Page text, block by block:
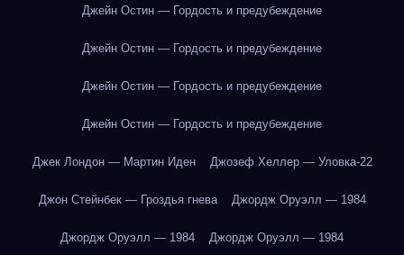
Джейн Остин — Гордость и предубеждение
Джейн Остин — Гордость и предубеждение
Джейн Остин — Гордость и предубеждение
Джейн Остин — Гордость и предубеждение
Джек Лондон — Мартин Иден Джозеф Хеллер — Уловка-22
Джон Стейнбек — Гроздья гнева Джордж Оруэлл — 1984
Джордж Оруэлл — 1984 Джордж Оруэлл — 1984